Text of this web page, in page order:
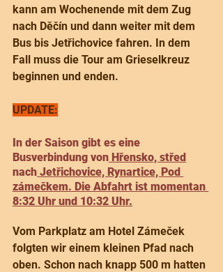
kann am Wochenende mit dem Zug
nach Děčín und dann weiter mit dem
Bus bis Jetřichovice fahren. In dem
Fall muss die Tour am Grieselkreuz
beginnen und enden.
UPDATE:
In der Saison gibt es eine
Busverbindung von Hřensko, střed
nach Jetřichovice, Rynartice, Pod
zámečkem. Die Abfahrt ist momentan
8:32 Uhr und 10:32 Uhr.
Vom Parkplatz am Hotel Zámeček
folgten wir einem kleinen Pfad nach
oben. Schon nach knapp 500 m hatten